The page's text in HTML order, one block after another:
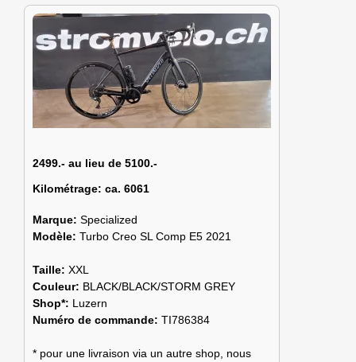
2499.- au lieu de 5100.-
Kilométrage: ca. 6061
Marque: Specialized
Modèle: Turbo Creo SL Comp E5 2021
Taille: XXL
Couleur: BLACK/BLACK/STORM GREY
Shop*: Luzern
Numéro de commande: TI786384
* pour une livraison via un autre shop, nous